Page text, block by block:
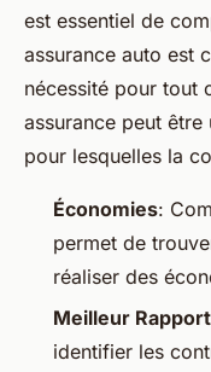
est essentiel de
assurance auto est
nécessité pour tout
assurance peut
pour lesquelles la
Économies:
permet de
réaliser des
Meilleur
identifier les